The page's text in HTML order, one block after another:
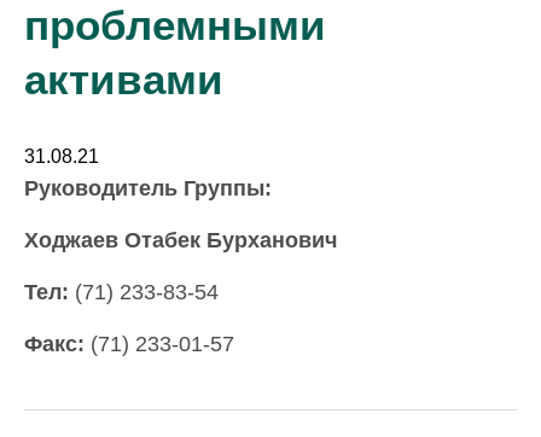
проблемными
активами
31.08.21
Руководитель Группы:
Ходжаев Отабек Бурханович
Тел: (71) 233-83-54
Факс: (71) 233-01-57